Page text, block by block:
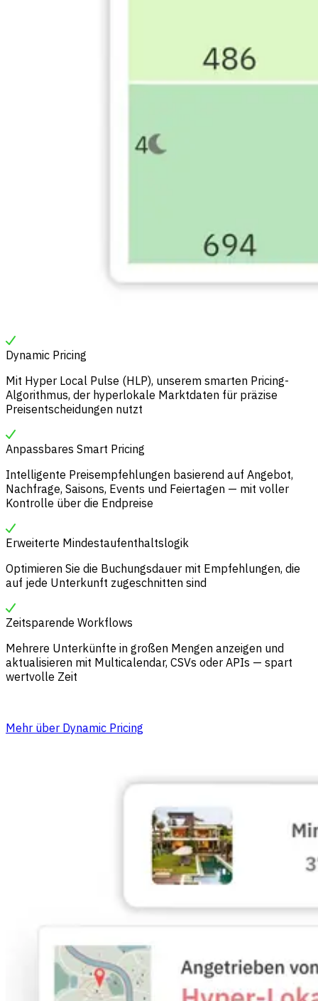
Dynamic Pricing
Mit Hyper Local Pulse (HLP), unserem smarten Pricing-
Algorithmus, der hyperlokale Marktdaten für präzise
Preisentscheidungen nutzt
Anpassbares Smart Pricing
Intelligente Preisempfehlungen basierend auf Angebot,
Nachfrage, Saisons, Events und Feiertagen — mit voller
Kontrolle über die Endpreise
Erweiterte Mindestaufenthaltslogik
Optimieren Sie die Buchungsdauer mit Empfehlungen, die
auf jede Unterkunft zugeschnitten sind
Zeitsparende Workflows
Mehrere Unterkünfte in großen Mengen anzeigen und
aktualisieren mit Multicalendar, CSVs oder APIs — spart
wertvolle Zeit
Mehr über Dynamic Pricing